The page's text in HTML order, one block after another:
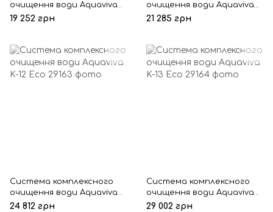
очищення води Aquaviva
K-1035 Eco
19 252 грн
очищення води Aquaviva
K-10 Eco
21 285 грн
Система комплексного
очищення води Aquaviva
K-12 Eco
24 812 грн
Система комплексного
очищення води Aquaviva
K-13 Eco
29 002 грн